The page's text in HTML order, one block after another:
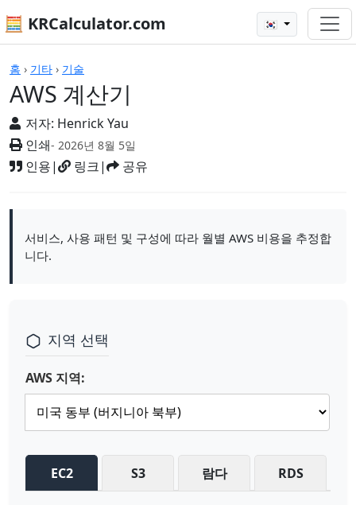
🧮 KRCalculator.com 🇰🇷
홈 › 기타 › 기술
AWS 계산기
저자: Henrick Yau
인쇄- 2026년 8월 5일
인용| 링크| 공유
계산기
서비스, 사용 패턴 및 구성에 따라 월별 AWS 비용을 추정합
니다.
지역 선택
AWS 지역:
EC2 S3 람다 RDS